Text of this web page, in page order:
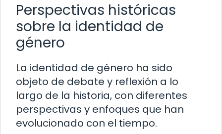
Perspectivas históricas
sobre la identidad de
género
La identidad de género ha sido
objeto de debate y reflexión a lo
largo de la historia, con diferentes
perspectivas y enfoques que han
evolucionado con el tiempo.